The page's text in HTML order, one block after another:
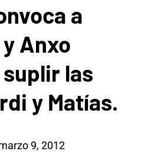
a
Anxo
las
y Matías.
9, 2012